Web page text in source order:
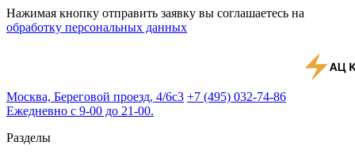
Нажимая кнопку отправить заявку вы соглашаетесь на
обработку персональных данных
Москва, Береговой проезд, 4/6с3 +7 (495) 032-74-86
Ежедневно с 9-00 до 21-00.
Разделы